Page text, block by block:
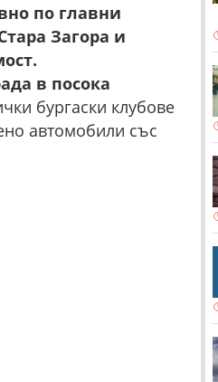
по главни
Загора и
в посока
бургаски клубове
автомобили със